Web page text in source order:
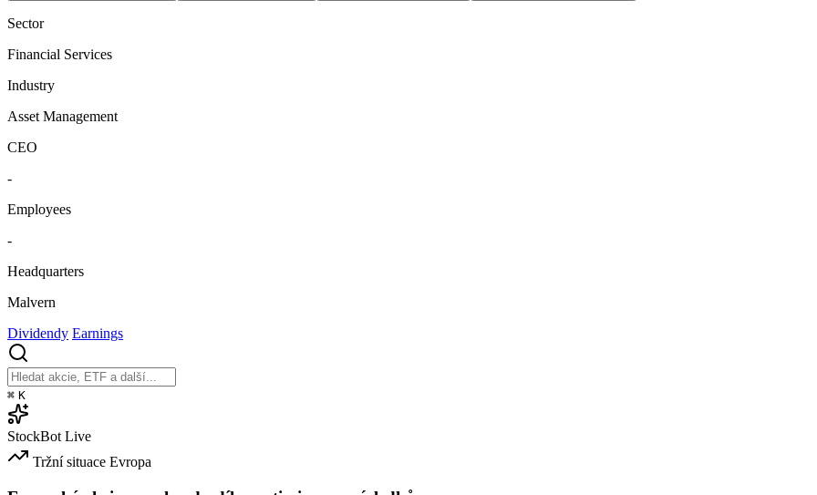
Sector
Financial Services
Industry
Asset Management
CEO
-
Employees
-
Headquarters
Malvern
Dividendy Earnings
⌘ K
StockBot Live
Tržní situace Evropa